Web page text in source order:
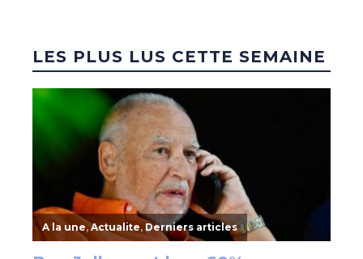
LES PLUS LUS CETTE SEMAINE